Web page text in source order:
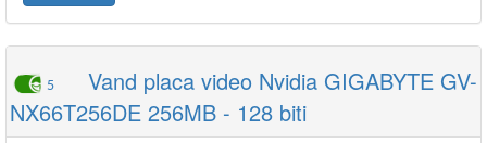
5
Vand placa video Nvidia GIGABYTE GV-
NX66T256DE 256MB - 128 biti